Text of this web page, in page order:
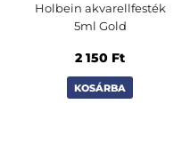
Holbein akvarellfesték
5ml Gold
2 150 Ft
KOSÁRBA